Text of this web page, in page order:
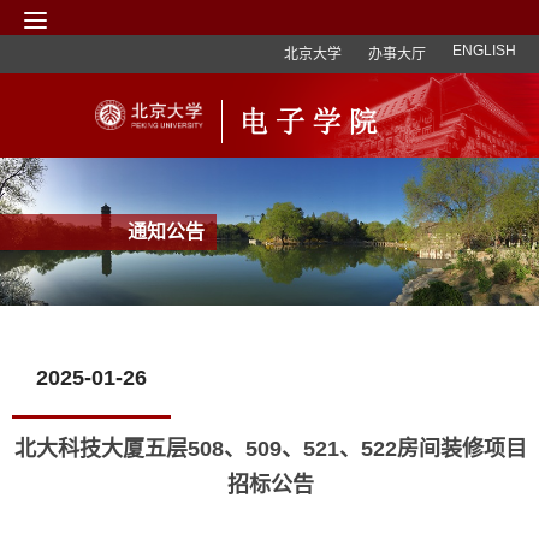
北京大学 办事大厅 ENGLISH
通知公告
2025-01-26
北大科技大厦五层508、509、521、522房间装修项目
招标公告